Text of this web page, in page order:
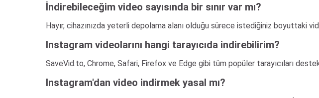
İndirebileceğim video sayısında bir sınır var mı?
Hayır, cihazınızda yeterli depolama alanı olduğu sürece istediğiniz boyuttaki
Instagram videolarını hangi tarayıcıda indirebilirim?
SaveVid.to, Chrome, Safari, Firefox ve Edge gibi tüm popüler tarayıcıları
Instagram'dan video indirmek yasal mı?